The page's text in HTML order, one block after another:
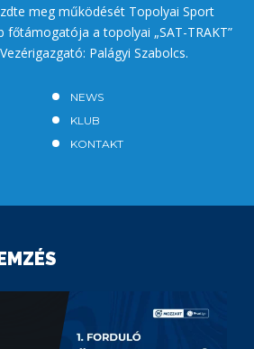
meg működését Topolyai Sport
főtámogatója a topolyai „SAT-TRAKT”
Palágyi Szabolcs.
NEWS
KLUB
KONTAKT